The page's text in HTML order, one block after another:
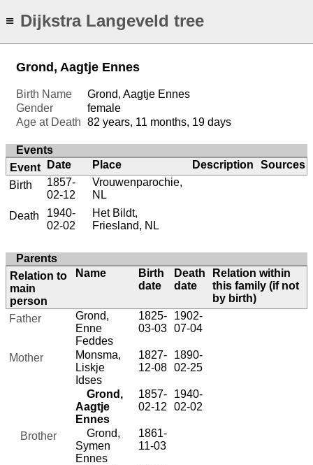
≡ Dijkstra Langeveld tree
Grond, Aagtje Ennes
Birth Name
Grond, Aagtje Ennes
Gender
female
Age at Death
82 years, 11 months, 19 days
Events
Event
Date Place Description
Sources
Birth
1857-
02-12
Vrouwenparochie,
NL
Death
1940-
02-02
Het Bildt,
Friesland, NL
Parents
Relation to
main
person
Name
Birth
date
Death
date
Relation within
this family (if not
by birth)
Father
Grond,
Enne
Feddes
1825-
03-03
1902-
07-04
Mother
Monsma,
Liskje
Idses
1827-
12-08
1890-
02-25
Grond,
Aagtje
Ennes
1857-
02-12
1940-
02-02
Brother
Grond,
Symen
Ennes
1861-
11-03